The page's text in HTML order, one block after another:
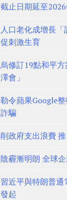
截止日期延至
人口老化成增長「
促刺激生育
烏修訂19點和平
澤會」
勒令蘋果Google
詐騙
削政府支出浪費
陰霾漸明朗 全球
習近平與特朗普
發起